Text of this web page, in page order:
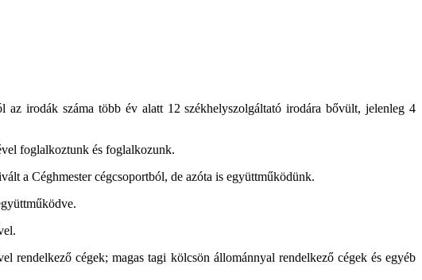
az irodák száma több év alatt 12 székhelyszolgáltató irodára bővült, jelenleg 4
foglalkoztunk és foglalkozunk.
a Céghmester cégcsoportból, de azóta is együttműködünk.
rendelkező cégek; magas tagi kölcsön állománnyal rendelkező cégek és egyéb